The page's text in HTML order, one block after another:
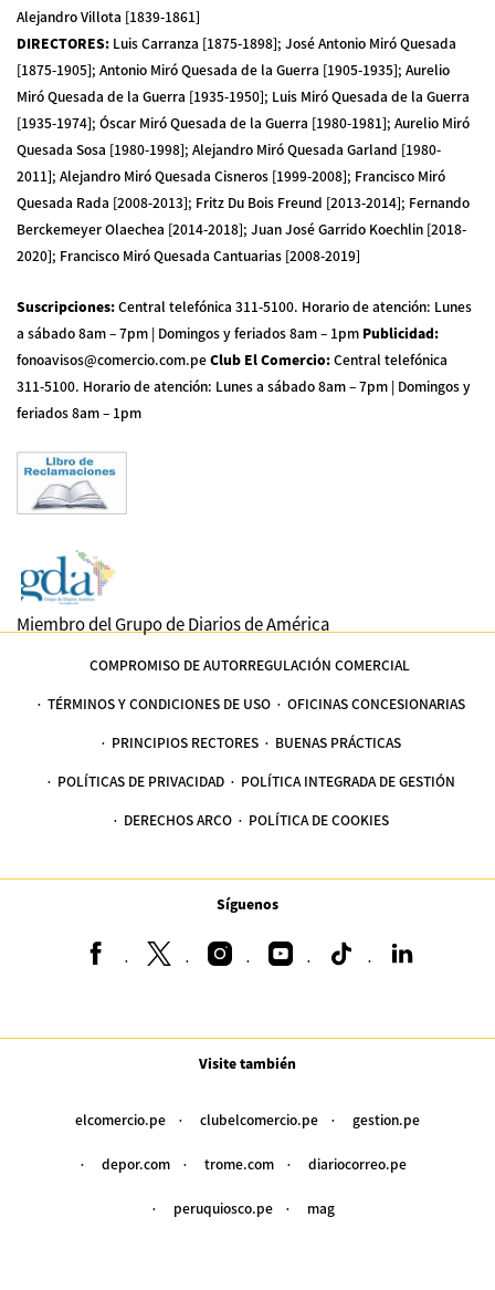
Alejandro Villota [1839-1861]
DIRECTORES: Luis Carranza [1875-1898]; José Antonio Miró Quesada
[1875-1905]; Antonio Miró Quesada de la Guerra [1905-1935]; Aurelio
Miró Quesada de la Guerra [1935-1950]; Luis Miró Quesada de la Guerra
[1935-1974]; Óscar Miró Quesada de la Guerra [1980-1981]; Aurelio Miró
Quesada Sosa [1980-1998]; Alejandro Miró Quesada Garland [1980-
2011]; Alejandro Miró Quesada Cisneros [1999-2008]; Francisco Miró
Quesada Rada [2008-2013]; Fritz Du Bois Freund [2013-2014]; Fernando
Berckemeyer Olaechea [2014-2018]; Juan José Garrido Koechlin [2018-
2020]; Francisco Miró Quesada Cantuarias [2008-2019]
Suscripciones:Central telefónica 311-5100. Horario de atención: Lunes
a sábado 8am – 7pm | Domingos y feriados 8am – 1pm Publicidad:
fonoavisos@comercio.com.peClub El Comercio:Central telefónica
311-5100. Horario de atención: Lunes a sábado 8am – 7pm | Domingos y
feriados 8am – 1pm
Miembro del Grupo de Diarios de América
COMPROMISO DE AUTORREGULACIÓN COMERCIAL
TÉRMINOS Y CONDICIONES DE USO OFICINAS CONCESIONARIAS
PRINCIPIOS RECTORES BUENAS PRÁCTICAS
POLÍTICAS DE PRIVACIDAD POLÍTICA INTEGRADA DE GESTIÓN
DERECHOS ARCO POLÍTICA DE COOKIES
Síguenos
Visite también
elcomercio.pe clubelcomercio.pe gestion.pe
depor.com trome.com diariocorreo.pe
peruquiosco.pe mag